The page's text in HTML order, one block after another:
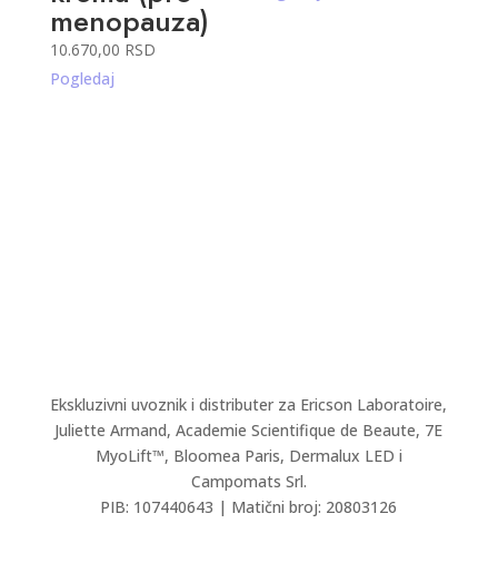
menopauza)
10.670,00 RSD
Pogledaj
Ekskluzivni uvoznik i distributer za Ericson Laboratoire,
Juliette Armand,Academie Scientifique de Beaute, 7E
MyoLift™, Bloomea Paris, Dermalux LED i
Campomats Srl.
PIB: 107440643 | Matični broj: 20803126